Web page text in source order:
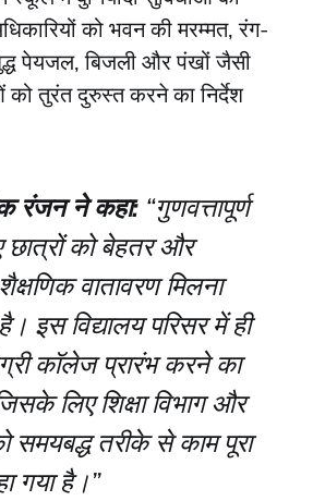
को भवन की मरम्मत, रंग-
पेयजल, बिजली और पंखों जैसी
तुरंत दुरुस्त करने का निर्देश
रंजन ने कहा: “गुणवत्तापूर्ण
छात्रों को बेहतर और
वातावरण मिलना
इस विद्यालय परिसर में ही
कॉलेज प्रारंभ करने का
लिए शिक्षा विभाग और
समयबद्ध तरीके से काम पूरा
गया है।”